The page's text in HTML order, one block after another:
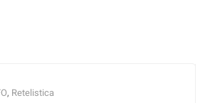
, Retelistica